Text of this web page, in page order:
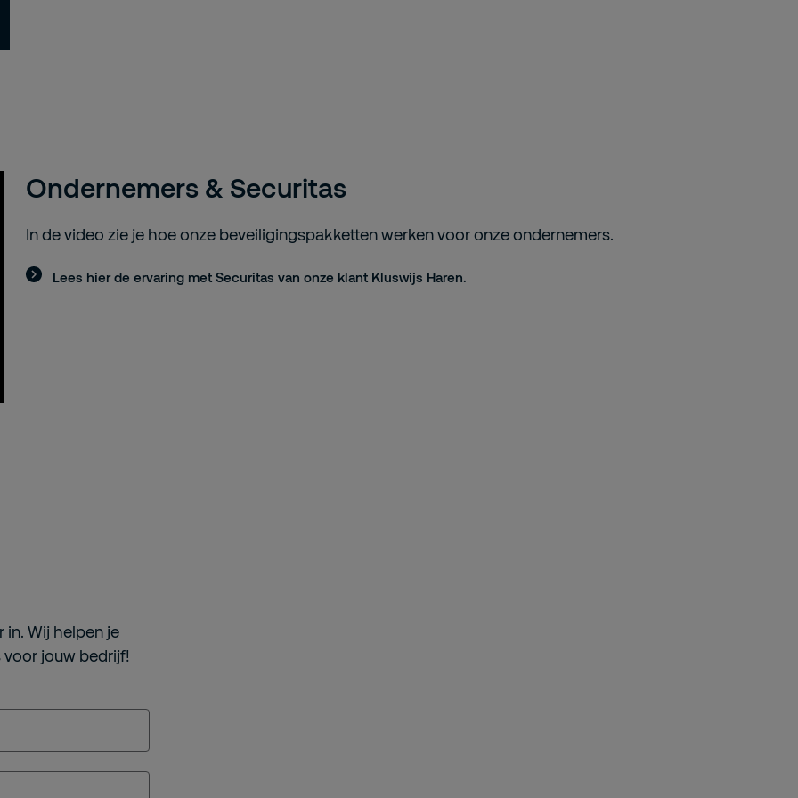
Ondernemers & Securitas
In de video zie je hoe onze beveiligingspakketten werken voor onze ondernemers.
Lees hier de ervaring met Securitas van onze klant Kluswijs Haren.
Wij helpen je
voor jouw bedrijf!